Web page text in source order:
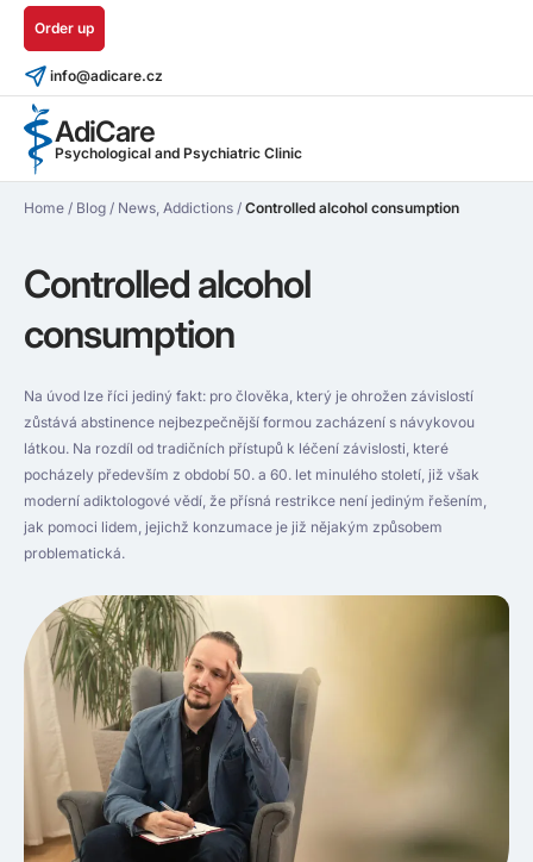
AdiCare
Psychological and Psychiatric Clinic
Order up
info@adicare.cz
Home / Blog / News, Addictions / Controlled alcohol consumption
Controlled alcohol
consumption
Na úvod lze říci jediný fakt: pro člověka, který je ohrožen závislostí
zůstává abstinence nejbezpečnější formou zacházení s návykovou
látkou. Na rozdíl od tradičních přístupů k léčení závislosti, které
pocházely především z období 50. a 60. let minulého století, již však
moderní adiktologové vědí, že přísná restrikce není jediným řešením,
jak pomoci lidem, jejichž konzumace je již nějakým způsobem
problematická.